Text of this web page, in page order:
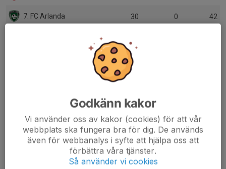
7. FC Arlanda 30 0 42
30
11. Enköpings SK FK 30
12. IFK Stocksund 30 -27
13. Gefle IF FF 30 -9
14. IFK Haninge 30
Godkänn kakor
Vi använder oss av kakor (cookies) för att vår
webbplats ska fungera bra för dig. De används
även för webbanalys i syfte att hjälpa oss att
förbättra våra tjänster.
Så använder vi cookies